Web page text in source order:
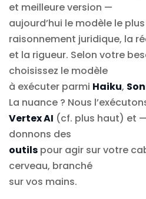
et meilleure version —
aujourd’hui le modèle le
raisonnement juridique, la
et la rigueur. Selon votre
choisissez le modèle
à exécuter parmi Haiku,
La nuance ? Nous
Vertex AI (cf. plus haut) et
donnons des
outils pour agir sur votre
cerveau, branché
sur vos mains.